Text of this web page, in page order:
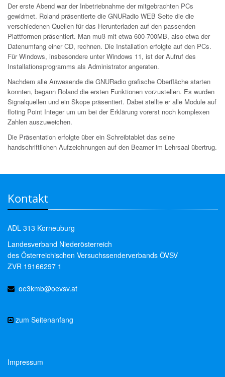
Der erste Abend war der Inbetriebnahme der mitgebrachten PCs
gewidmet. Roland präsentierte die GNURadio WEB Seite die die
verschiedenen Quellen für das Herunterladen auf den passenden
Plattformen präsentiert. Man muß mit etwa 600-700MB, also etwa der
Datenumfang einer CD, rechnen. Die Installation erfolgte auf den PCs.
Für Windows, insbesondere unter Windows 11, ist der Aufruf des
Installationsprogramms als Administrator angeraten.
Nachdem alle Anwesende die GNURadio grafische Oberfläche starten
konnten, begann Roland die ersten Funktionen vorzustellen. Es wurden
Signalquellen und ein Skope präsentiert. Dabei stellte er alle Module auf
floting Point Integer um um bei der Erklärung vorerst noch komplexen
Zahlen auszuweichen.
Die Präsentation erfolgte über ein Schreibtablet das seine
handschriftlichen Aufzeichnungen auf den Beamer im Lehrsaal übertrug.
Kontakt
ADL 313 Korneuburg
Landesverband Niederösterreich
des Österreichischen Versuchssenderverbands ÖVSV
ZVR 19166297 1
oe3kmb@oevsv.at
zum Seitenanfang
Impressum